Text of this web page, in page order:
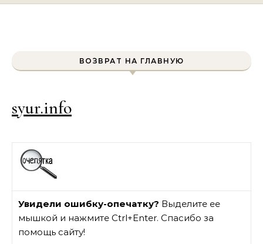
ВОЗВРАТ НА ГЛАВНУЮ
syur.info
Увидели ошибку-опечатку? Выделите ее
мышкой и нажмите Ctrl+Enter. Спасибо за
помощь сайту!